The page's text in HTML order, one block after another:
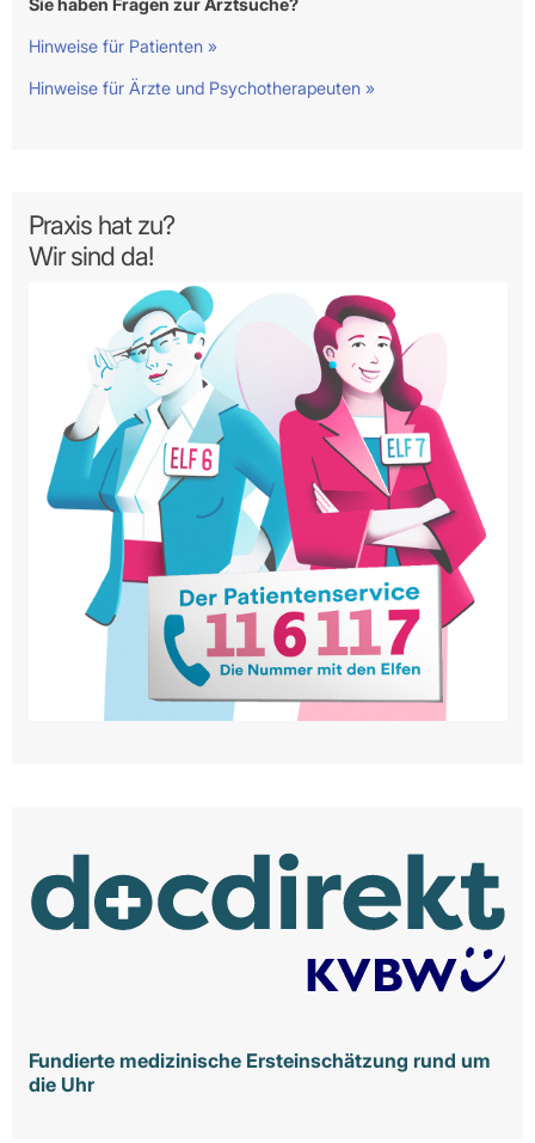
Sie haben Fragen zur Arztsuche?
Hinweise für Patienten »
Hinweise für Ärzte und Psychotherapeuten »
Praxis hat zu?
Wir sind da!
Fundierte medizinische Ersteinschätzung rund um
die Uhr